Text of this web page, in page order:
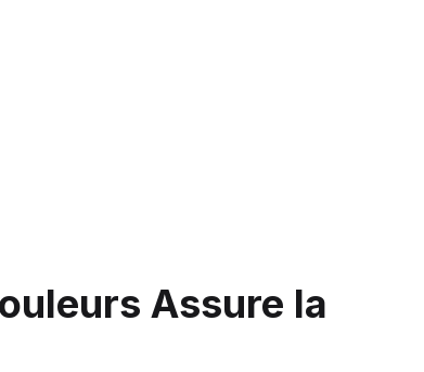
Assure la